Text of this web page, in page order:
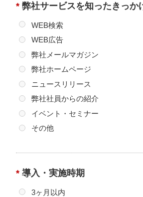
ため。
（4）当該個人情報の管理について責任
TOPPANホールディングス株式会社
（
https://www.holdings.toppan.com/ja/
us/overview.html）
4. 個人情報の処理の委託について
全部または一部を委託することがあり
その場合、十分な個人情報保護水準を
定し、契約締結により担保し、必要か
個人情報を弊社にご提供されることは
によりますが、ご提出いただけない場
* 弊社サービスを知ったきっか
WEB検索
WEB広告
弊社メールマガジン
弊社ホームページ
ニュースリリース
弊社社員からの紹介
イベント・セミナー
その他
* 導入・実施時期
3ヶ月以内